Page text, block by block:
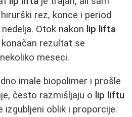
rez, konce i period
Otok nakon lip lifta
rezultat se
meseci.
imale biopolimer i prošle
često razmišljaju o lip liftu
izgubljeni oblik i proporcije.